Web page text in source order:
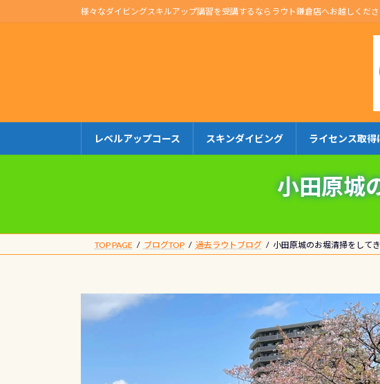
ン
キ
プ
ビ
に
動
様々なダイビングスキルアップ講習を受講するならラウト鎌倉店へお越しくだ
レベルアップコース スキンダイビング ライセンス取得
小田原城
TOP PAGE ブログTOP 過去ラウトブログ 小田原城のお堀清掃をして